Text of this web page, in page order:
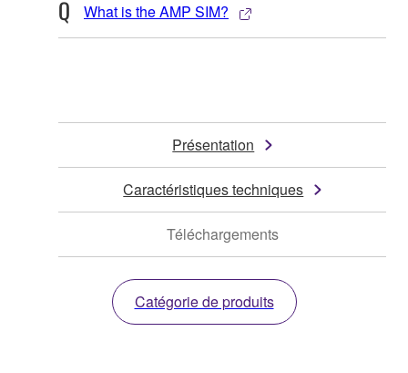
What is the AMP SIM?
Présentation
Caractéristiques techniques
Téléchargements
Catégorie de produits